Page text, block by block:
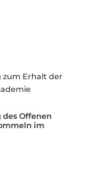
des Offenen
im